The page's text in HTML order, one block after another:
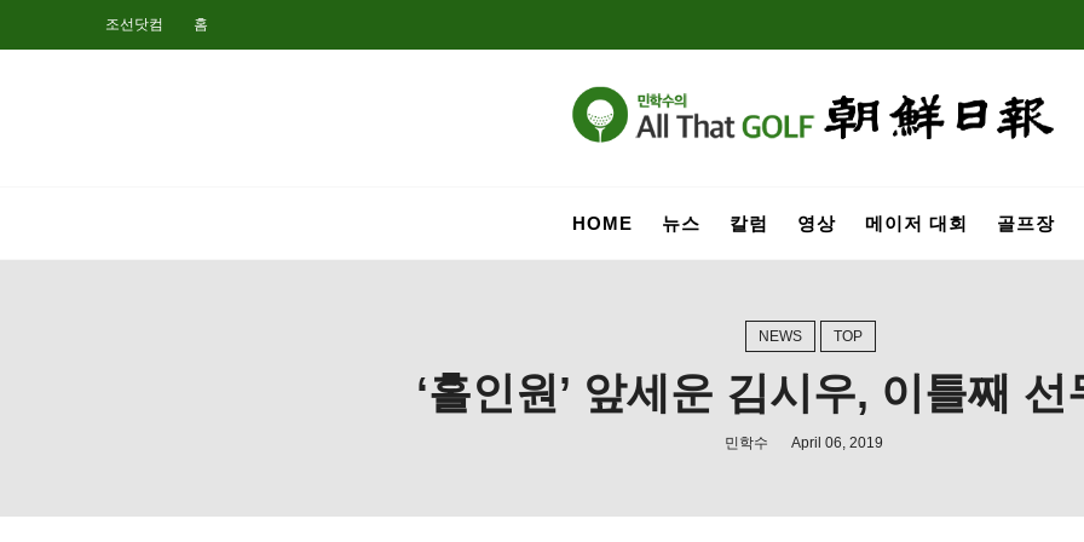
조선닷컴 홈
HOME 뉴스 칼럼 영상 메이저 대회 골프장
NEWS TOP
‘홀인원’ 앞세운 김시우, 이틀째 선
민학수 April 06, 2019